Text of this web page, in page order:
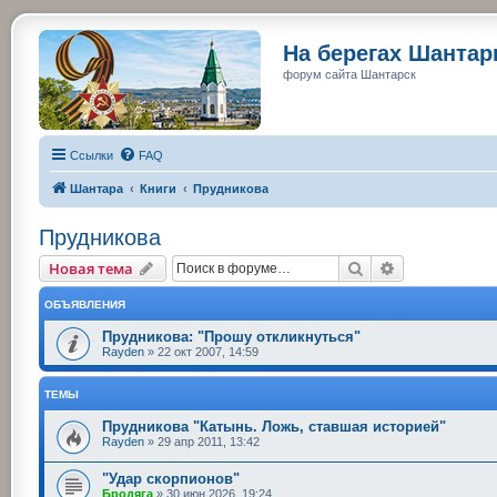
На берегах
форум сайта Шантарск
Ссылки FAQ
Шантара Книги Прудникова
Прудникова
Новая тема Поиск
ОБЪЯВЛЕНИЯ
Прудникова: "Прошу откликнуться"
Rayden » 22 окт 2007, 14:59
ТЕМЫ
Прудникова "Катынь. Ложь, ставшая историей"
Rayden » 29 апр 2011, 13:42
"Удар скорпионов"
Бродяга » 30 июн 2026, 19:24